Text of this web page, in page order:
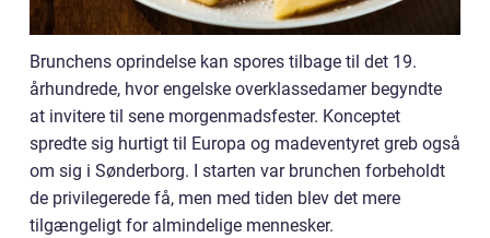
Brunchens oprindelse kan spores tilbage til det 19.
århundrede, hvor engelske overklassedamer begyndte
at invitere til sene morgenmadsfester. Konceptet
spredte sig hurtigt til Europa og madeventyret greb også
om sig i Sønderborg. I starten var brunchen forbeholdt
de privilegerede få, men med tiden blev det mere
tilgængeligt for almindelige mennesker.